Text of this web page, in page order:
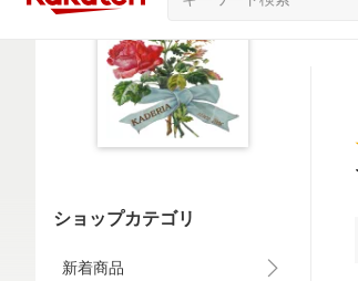
ショップカテゴリ
新着商品